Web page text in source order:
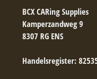
BCX CARing Supplies
Kamperzandweg 9
8307 RG ENS
Handelsregister: